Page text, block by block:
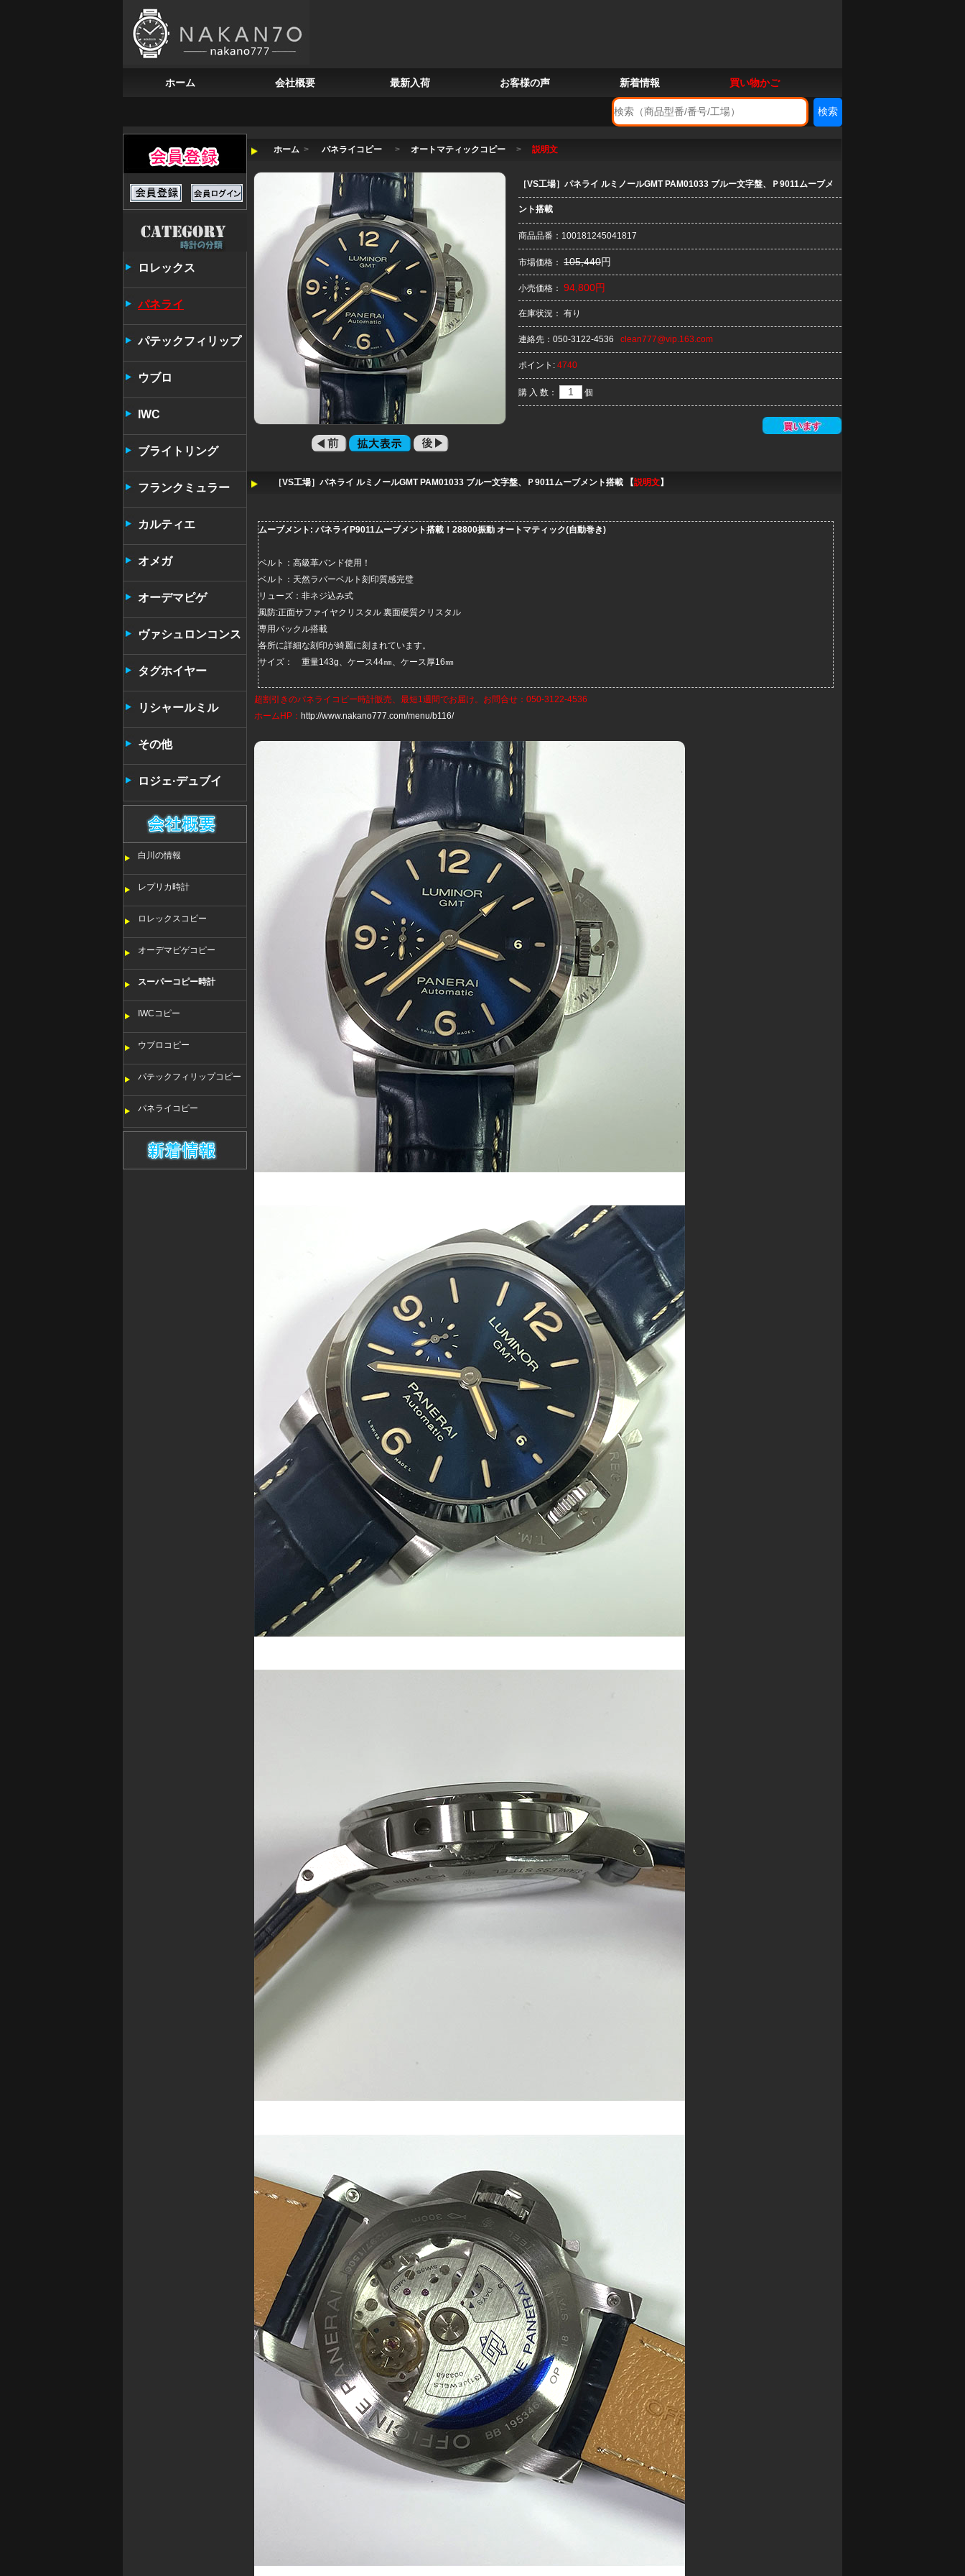
ホーム 会社概要 最新入荷 お客様の声 新着情報 買い物かご
ロレックス
パネライ
パテックフィリップ
ウブロ
IWC
ブライトリング
フランクミュラー
カルティエ
オメガ
オーデマピゲ
ヴァシュロンコンス
タンタン
タグホイヤー
リシャールミル
その他
ロジェ·デュブイ
白川の情報
レプリカ時計
ロレックスコピー
オーデマピゲコピー
スーパーコピー時計
IWCコピー
ウブロコピー
パテックフィリップコピー
パネライコピー
ホーム > パネライコピー > オートマティックコピー > 説明文
［VS工場］パネライ ルミノールGMT PAM01033 ブルー文字盤、Ｐ9011ムーブメ
ント搭載
商品品番：100181245041817
市場価格： 105,440円
小売価格： 94,800円
在庫状況： 有り
連絡先： 050-3122-4536 clean777@vip.163.com
ポイント: 4740
購 入 数： 個
［VS工場］パネライ ルミノールGMT PAM01033 ブルー文字盤、Ｐ9011ムーブメント搭載 【説明文】
ムーブメント: パネライP9011ムーブメント搭載！28800振動 オートマティック(自動巻き)
ベルト：高級革バンド使用！
ベルト：天然ラバーベルト刻印質感完璧
リューズ：非ネジ込み式
風防:正面サファイヤクリスタル 裏面硬質クリスタル
専用バックル搭載
各所に詳細な刻印が綺麗に刻まれています。
サイズ： 重量143g、ケース44㎜、ケース厚16㎜
超割引きのパネライコピー時計販売、最短1週間でお届け。お問合せ：050-3122-4536
ホームHP： http://www.nakano777.com/menu/b116/